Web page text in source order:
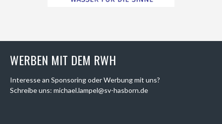
WERBEN MIT DEM RWH
Interesse an Sponsoring oder Werbung mit uns?
Schreibe uns: michael.lampel@sv-hasborn.de